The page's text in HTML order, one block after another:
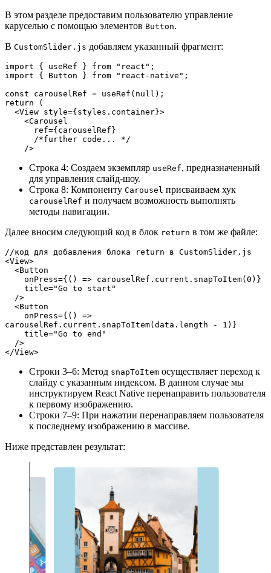
В этом разделе предоставим пользователю управление
каруселью с помощью элементов Button.
В CustomSlider.js добавляем указанный фрагмент:
import { useRef } from "react";
import { Button } from "react-native";
const carouselRef = useRef(null);
return (
  <View style={styles.container}>
    <Carousel
      ref={carouselRef}
      /*further code... */
    />
Строка 4: Создаем экземпляр useRef, предназначенный
для управления слайд-шоу.
Строка 8: Компоненту Carousel присваиваем хук
carouselRef и получаем возможность выполнять
методы навигации.
Далее вносим следующий код в блок return в том же файле:
//код для добавления блока return в CustomSlider.js
<View>
  <Button
    onPress={() => carouselRef.current.snapToItem(0)}
    title="Go to start"
  />
  <Button
carouselRef.current.snapToItem(data.length - 1)}
    title="Go to end"
  />
</View>
Строки 3–6: Метод snapToItem осуществляет переход к
слайду с указанным индексом. В данном случае мы
инструктируем React Native перенаправить пользователя
к первому изображению.
Строки 7–9: При нажатии перенаправляем пользователя
к последнему изображению в массиве.
Ниже представлен результат: